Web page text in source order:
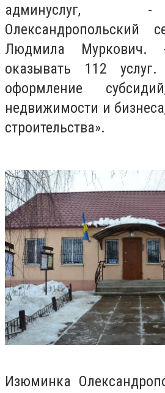
админуслуг,
Олександропольский
Людмила Муркович.
оказывать 112
оформление
недвижимости и
строительства».
Изюминка